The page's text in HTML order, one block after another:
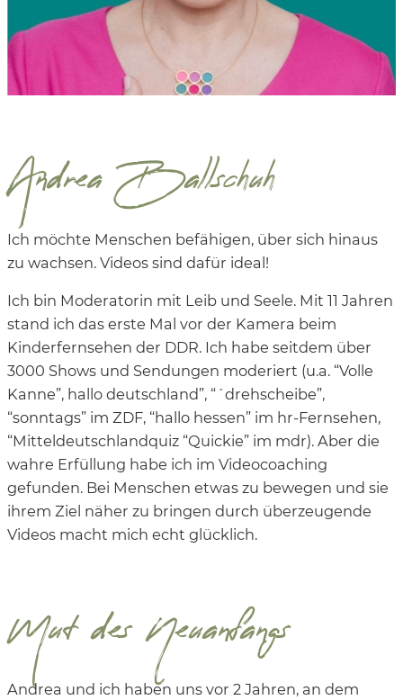
Andrea Ballschuh
Ich möchte Menschen befähigen, über sich hinaus
zu wachsen. Videos sind dafür ideal!
Ich bin Moderatorin mit Leib und Seele. Mit 11 Jahren
stand ich das erste Mal vor der Kamera beim
Kinderfernsehen der DDR. Ich habe seitdem über
3000 Shows und Sendungen moderiert (u.a. “Volle
Kanne”, hallo deutschland”, “´drehscheibe”,
“sonntags” im ZDF, “hallo hessen” im hr-Fernsehen,
“Mitteldeutschlandquiz “Quickie” im mdr). Aber die
wahre Erfüllung habe ich im Videocoaching
gefunden. Bei Menschen etwas zu bewegen und sie
ihrem Ziel näher zu bringen durch überzeugende
Videos macht mich echt glücklich.
Mut des Neuanfangs
Andrea und ich haben uns vor 2 Jahren, an dem